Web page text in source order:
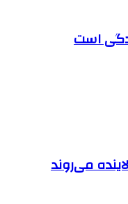
است
می‌روند